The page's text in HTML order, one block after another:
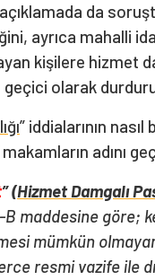
da
ayrıca mahalli
kişilere hizmet
geçici olarak
” iddialarının
makamların adını
” (Hizmet Damgalı
B maddesine göre;
mümkün
resmi vazife ile